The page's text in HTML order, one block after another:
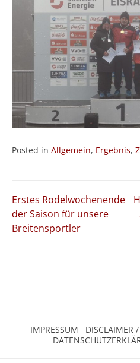
Posted in Allgemein, Ergebnis,
Erstes Rodelwochenende
der Saison für unsere
Breitensportler
IMPRESSUM
DISCLAIMER